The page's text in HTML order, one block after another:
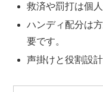
救済や罰打は個
ハンディ配分は
要です。
声掛けと役割設